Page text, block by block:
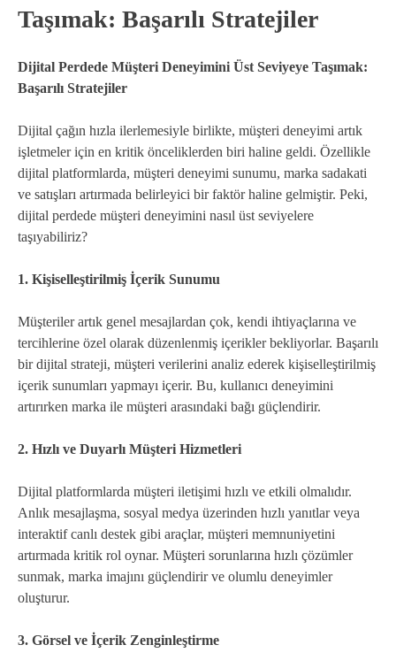
Taşımak: Başarılı Stratejiler
Dijital Perdede Müşteri Deneyimini Üst Seviyeye Taşımak:
Başarılı Stratejiler
Dijital çağın hızla ilerlemesiyle birlikte, müşteri deneyimi artık
işletmeler için en kritik önceliklerden biri haline geldi. Özellikle
dijital platformlarda, müşteri deneyimi sunumu, marka sadakati
ve satışları artırmada belirleyici bir faktör haline gelmiştir. Peki,
dijital perdede müşteri deneyimini nasıl üst seviyelere
taşıyabiliriz?
1. Kişiselleştirilmiş İçerik Sunumu
Müşteriler artık genel mesajlardan çok, kendi ihtiyaçlarına ve
tercihlerine özel olarak düzenlenmiş içerikler bekliyorlar. Başarılı
bir dijital strateji, müşteri verilerini analiz ederek kişiselleştirilmiş
içerik sunumları yapmayı içerir. Bu, kullanıcı deneyimini
artırırken marka ile müşteri arasındaki bağı güçlendirir.
2. Hızlı ve Duyarlı Müşteri Hizmetleri
Dijital platformlarda müşteri iletişimi hızlı ve etkili olmalıdır.
Anlık mesajlaşma, sosyal medya üzerinden hızlı yanıtlar veya
interaktif canlı destek gibi araçlar, müşteri memnuniyetini
artırmada kritik rol oynar. Müşteri sorunlarına hızlı çözümler
sunmak, marka imajını güçlendirir ve olumlu deneyimler
oluşturur.
3. Görsel ve İçerik Zenginleştirme